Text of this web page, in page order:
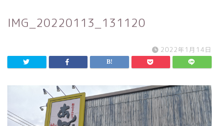
IMG_20220113_131120
2022年1月14日